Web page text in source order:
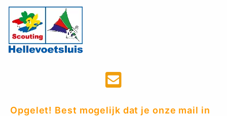
Opgelet! Best mogelijk dat je onze mail in